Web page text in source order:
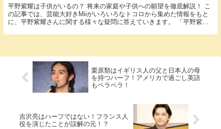
平野紫耀は子供がいるの？ 将来の家庭や子供への願望を徹底解説！ こ
の記事では、芸能大好きMiiがいろいろなトコロから集めた情報をもと
に、平野紫耀さんに関する様々な疑問に答えていきます。 「平野紫耀
栗原類はイギリス人の父と日本人の母
を持つハーフ！アメリカで過ごし英語
もペラペラ！
吉沢亮はハーフではない！フランス人
役を演じたことが誤解の元！？